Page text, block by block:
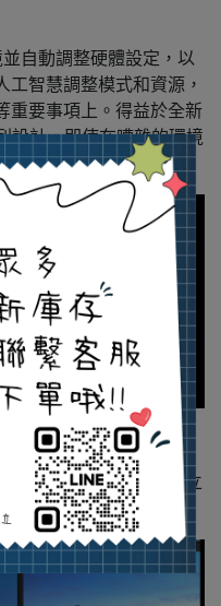
自動調整硬體設定，以
智慧調整模式和資源，
重要事項上。得益於全新
設計，即使在嘈雜的環境
音效品質。
蓋關閉時，視訊鏡頭會立